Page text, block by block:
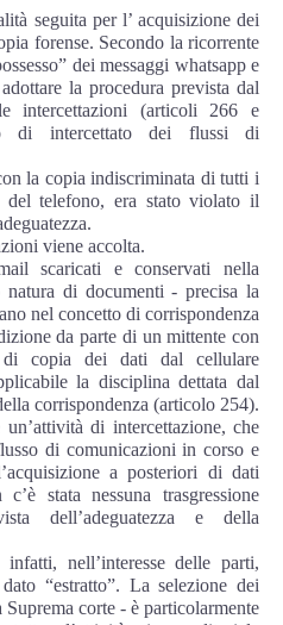
& Pen Test
dlsg 231
seguita per l’ acquisizione dei
forense. Secondo la ricorrente
dei messaggi whatsapp e
la procedura prevista dal
intercettazioni (articoli 266 e
di intercettato dei flussi di
la copia indiscriminata di tutti i
telefono, era stato violato il
viene accolta.
scaricati e conservati nella
di documenti - precisa la
nel concetto di corrispondenza
da parte di un mittente con
copia dei dati dal cellulare
la disciplina dettata dal
corrispondenza (articolo 254).
di intercettazione, che
di comunicazioni in corso e
a posteriori di dati
stata nessuna trasgressione
dell’adeguatezza e della
nell’interesse delle parti,
“estratto”. La selezione dei
corte - è particolarmente